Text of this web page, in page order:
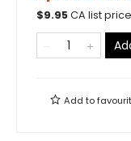
$9.95CA list price
Add to